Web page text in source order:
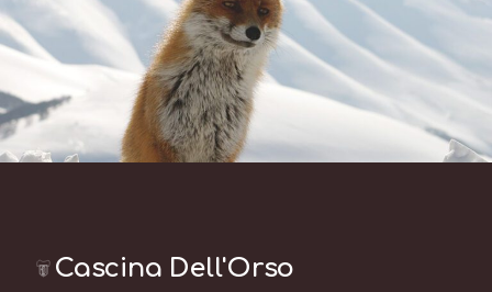
Cascina Dell'Orso